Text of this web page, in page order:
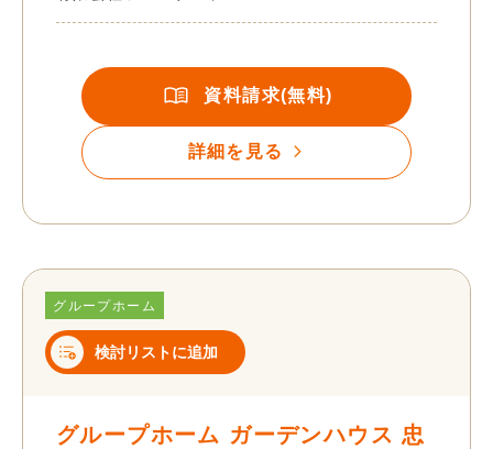
資料請求(無料)
詳細を見る
グループホーム
検討リストに追加
グループホーム ガーデンハウス 忠